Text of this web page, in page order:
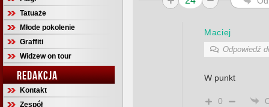
Tatuaże
Młode pokolenie
Graffiti
Widzew on tour
REDAKCJA
Kontakt
Zespół
Maciej
Odpowiedź
W punkt
0